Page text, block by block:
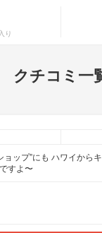
り
クチコミ一
ップ”にも ハワイから
すよ〜